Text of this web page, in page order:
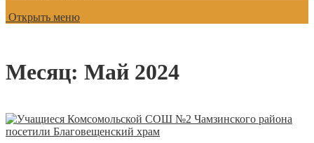
Открыть меню
Месяц: Май 2024